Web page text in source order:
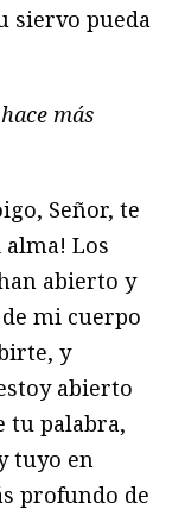
siervo pueda
más
Señor, te
alma! Los
abierto y
mi cuerpo
y
abierto
tu palabra,
tuyo en
profundo de